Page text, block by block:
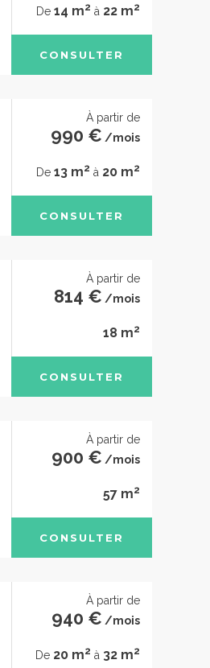
De 14 m2 à 22 m2
CONSULTER
À partir de
990 € /mois
De 13 m2 à 20 m2
CONSULTER
À partir de
814 € /mois
18 m2
CONSULTER
À partir de
900 € /mois
57 m2
CONSULTER
À partir de
940 € /mois
De 20 m2 à 32 m2